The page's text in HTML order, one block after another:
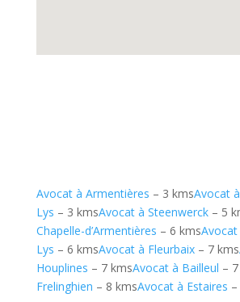
Avocat à Armentières – 3 kmsAvocat
Lys – 3 kmsAvocat à Steenwerck– 5
Chapelle-d’Armentières – 6 kmsAvocat
Lys – 6 kmsAvocat à Fleurbaix– 7 kms
Houplines – 7 kmsAvocat à Bailleul –
Frelinghien – 8 kmsAvocat à Estaires